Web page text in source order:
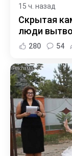
15 ч. назад
Скрытая
люди
280 54